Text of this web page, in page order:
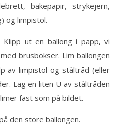
bakepapir, strykejern,
og limpistol.
ut en ballong i papp, vi
brusbokser. Lim ballongen
av limpistol og ståltråd (eller
Lag en liten U av ståltråden
fast som på bildet.
den store ballongen.